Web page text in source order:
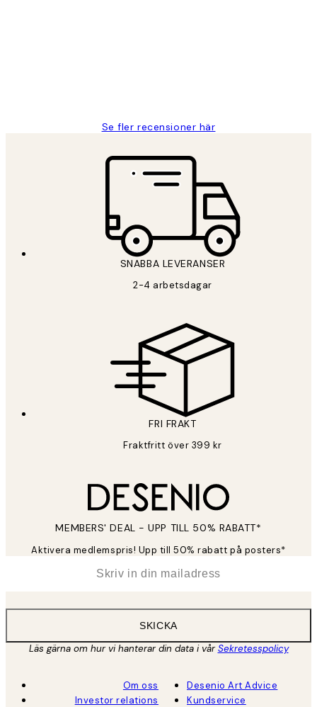
Se fler recensioner här
SNABBA LEVERANSER
2-4 arbetsdagar
FRI FRAKT
Fraktfritt över 399 kr
MEMBERS' DEAL - UPP TILL 50% RABATT*
Aktivera medlemspris! Upp till 50% rabatt på posters*
SKICKA
Läs gärna om hur vi hanterar din data i vårSekretesspolicy
Om oss
Investor relations
Desenio Art Advice
Kundservice